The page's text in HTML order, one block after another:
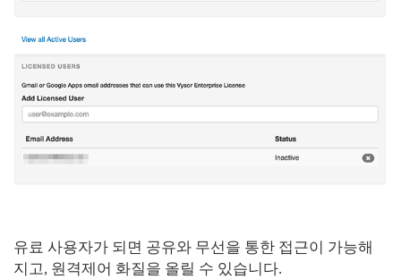
유료 사용자가 되면 공유와 무선을 통한 접근이 가능해
지고, 원격제어 화질을 올릴 수 있습니다.